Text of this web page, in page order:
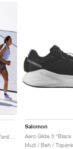
Aero Glide 3 "Cosmic Sky & Vanilla Ice"
Salomon
Aero Glide 3 "Black
Muži / Beh /